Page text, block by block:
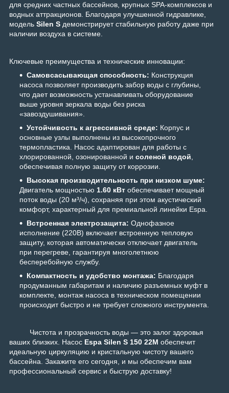
для средних частных бассейнов, крупных SPA-комплексов и
водных аттракционов. Благодаря улучшенной гидравлике,
модель Silen S демонстрирует стабильную работу даже при
наличии воздуха в системе.
Ключевые преимущества и технические инновации:
Самовсасывающая способность: Конструкция
насоса позволяет производить забор воды с глубины,
что дает возможность устанавливать оборудование
выше уровня зеркала воды без риска
«завоздушивания».
Устойчивость к агрессивной среде: Корпус и
основные узлы выполнены из высокопрочного
термопластика. Насос адаптирован для работы с
хлорированной, озонированной и соленой водой,
обеспечивая полную защиту от коррозии.
Высокая производительность при низком шуме:
Двигатель мощностью 1.60 кВт обеспечивает мощный
поток воды (20 м³/ч), сохраняя при этом акустический
комфорт, характерный для премиальной линейки Espa.
Встроенная электрозащита: Однофазное
исполнение (220В) включает встроенную тепловую
защиту, которая автоматически отключает двигатель
при перегреве, гарантируя многолетнюю
бесперебойную службу.
Компактность и удобство монтажа: Благодаря
продуманным габаритам и наличию разъемных муфт в
комплекте, монтаж насоса в техническом помещении
происходит быстро и не требует сложного инструмента.
Чистота и прозрачность воды — это залог здоровья
ваших близких. Насос Espa Silen S 150 22M обеспечит
идеальную циркуляцию и кристальную чистоту вашего
бассейна. Закажите его сегодня, и мы обеспечим вам
профессиональный сервис и быструю доставку!